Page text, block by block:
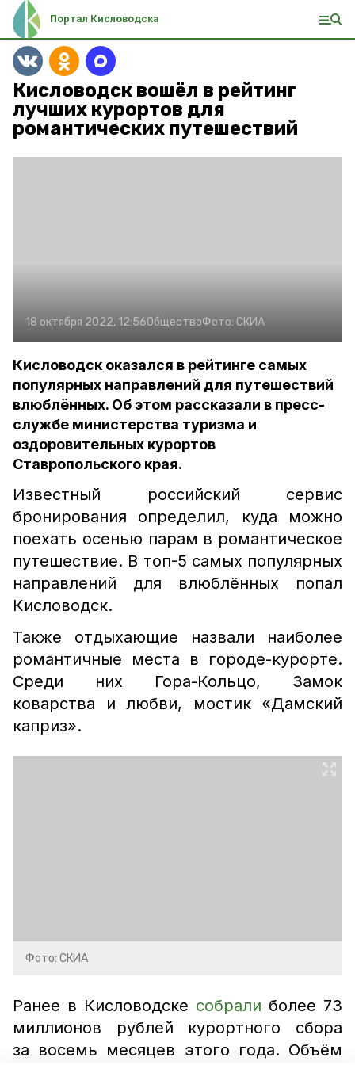
Портал Кисловодска
Кисловодск вошёл в рейтинг
лучших курортов для
романтических путешествий
18 октября 2022, 12:56ОбществоФото: СКИА
Кисловодск оказался в рейтинге самых
популярных направлений для путешествий
влюблённых. Об этом рассказали в пресс-
службе министерства туризма и
оздоровительных курортов
Ставропольского края.
Известный российский сервис
бронирования определил, куда можно
поехать осенью парам в романтическое
путешествие. В топ-5 самых популярных
направлений для влюблённых попал
Кисловодск.
Также отдыхающие назвали наиболее
романтичные места в городе-курорте.
Среди них Гора-Кольцо, Замок
коварства и любви, мостик «Дамский
каприз».
Фото: СКИА
Ранее в Кисловодске собрали более 73
миллионов рублей курортного сбора
за восемь месяцев этого года. Объём